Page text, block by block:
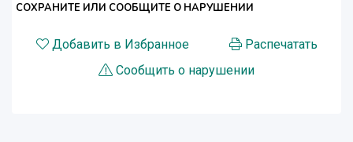
СОХРАНИТЕ ИЛИ СООБЩИТЕ О НАРУШЕНИИ
Добавить в Избранное
Распечатать
Сообщить о нарушении